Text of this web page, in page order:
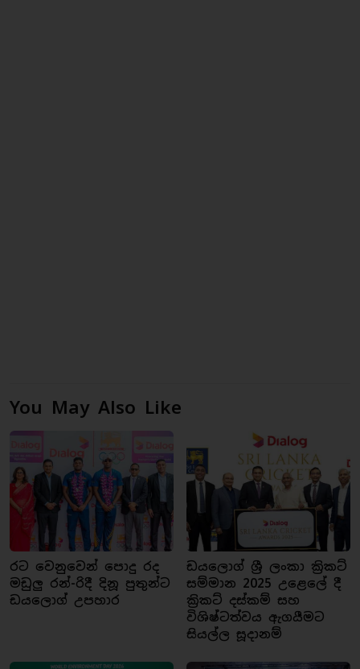
You May Also Like
රට වෙනුවෙන් පොදු රද
මඩුලු රන්-රිදී දිනූ පුතුන්ට
ඩයලොග් උපහාර
ඩයලොග් ශ්‍රී ලංකා ක්‍රිකට්
සම්මාන 2025 උළෙලේ දී
ක්‍රිකට් දස්කම් සහ
විශිෂ්ටත්වය ඇගයීමට
සියල්ල සූදානම්